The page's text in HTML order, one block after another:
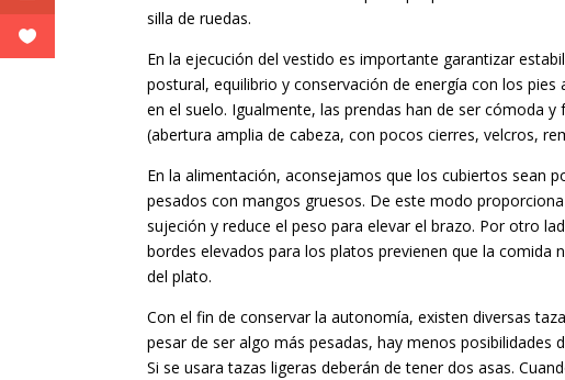
silla de ruedas.
En la ejecución del vestido es importante garantizar
postural, equilibrio y conservación de energía con los pies
en el suelo. Igualmente, las prendas han de ser cómoda y
(abertura amplia de cabeza, con pocos cierres, velcros,
En la alimentación, aconsejamos que los cubiertos sean
pesados con mangos gruesos. De este modo
sujeción y reduce el peso para elevar el brazo. Por otro
bordes elevados para los platos previenen que la comida
del plato.
Con el fin de conservar la autonomía, existen diversas
pesar de ser algo más pesadas, hay menos
Si se usara tazas ligeras deberán de tener dos asas.